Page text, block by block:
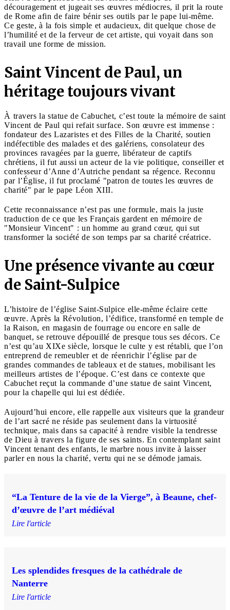
découragement et jugeait ses œuvres médiocres, il prit la route
de Rome afin de faire bénir ses outils par le pape lui-même.
Ce geste, à la fois simple et audacieux, dit quelque chose de
l’humilité et de la ferveur de cet artiste, qui voyait dans son
travail une forme de mission.
Saint Vincent de Paul, un
héritage toujours vivant
À travers la statue de Cabuchet, c’est toute la mémoire de saint
Vincent de Paul qui refait surface. Son œuvre est immense :
fondateur des Lazaristes et des Filles de la Charité, soutien
indéfectible des malades et des galériens, consolateur des
provinces ravagées par la guerre, libérateur de captifs
chrétiens, il fut aussi un acteur de la vie politique, conseiller et
confesseur d’Anne d’Autriche pendant sa régence. Reconnu
par l’Église, il fut proclamé "patron de toutes les œuvres de
charité" par le pape Léon XIII.
Cette reconnaissance n’est pas une formule, mais la juste
traduction de ce que les Français gardent en mémoire de
"Monsieur Vincent" : un homme au grand cœur, qui sut
transformer la société de son temps par sa charité créatrice.
Une présence vivante au cœur
de Saint-Sulpice
L’histoire de l’église Saint-Sulpice elle-même éclaire cette
œuvre. Après la Révolution, l’édifice, transformé en temple de
la Raison, en magasin de fourrage ou encore en salle de
banquet, se retrouve dépouillé de presque tous ses décors. Ce
n’est qu’au XIXe siècle, lorsque le culte y est rétabli, que l’on
entreprend de remeubler et de réenrichir l’église par de
grandes commandes de tableaux et de statues, mobilisant les
meilleurs artistes de l’époque. C’est dans ce contexte que
Cabuchet reçut la commande d’une statue de saint Vincent,
pour la chapelle qui lui est dédiée.
Aujourd’hui encore, elle rappelle aux visiteurs que la grandeur
de l’art sacré ne réside pas seulement dans la virtuosité
technique, mais dans sa capacité à rendre visible la tendresse
de Dieu à travers la figure de ses saints. En contemplant saint
Vincent tenant des enfants, le marbre nous invite à laisser
parler en nous la charité, vertu qui ne se démode jamais.
“La Tenture de la vie de la Vierge”, à Beaune, chef-
d’œuvre de l’art médiéval
Lire l'article
Les splendides fresques de la cathédrale de
Nanterre
Lire l'article